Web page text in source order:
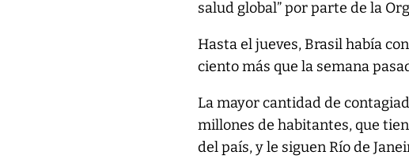
salud global” por parte de la
Hasta el jueves, Brasil había
ciento más que la semana
La mayor cantidad de
millones de habitantes, que
del país, y le siguen Río de